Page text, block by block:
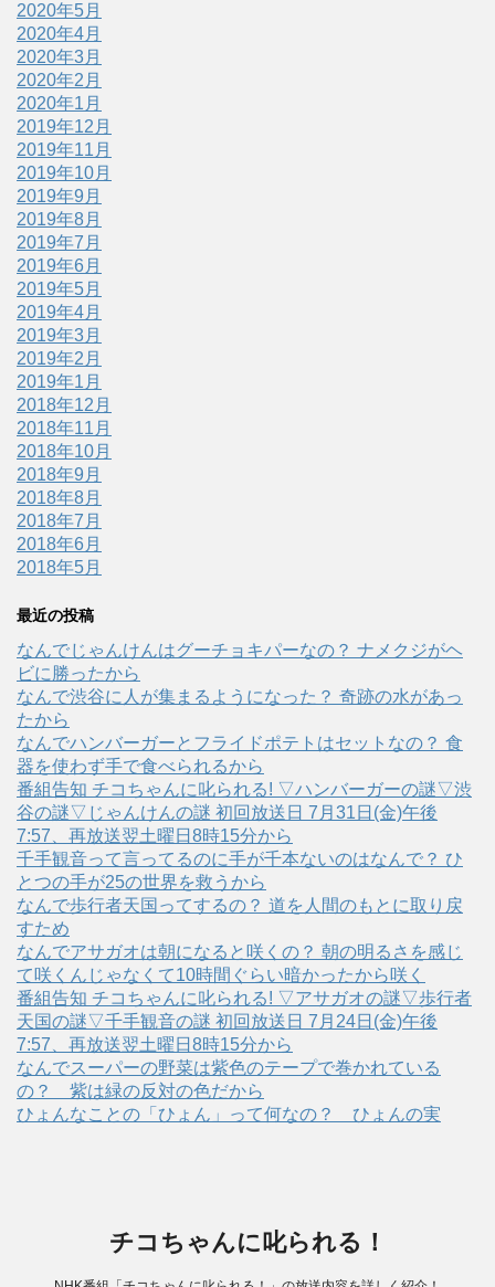
2020年5月
2020年4月
2020年3月
2020年2月
2020年1月
2019年12月
2019年11月
2019年10月
2019年9月
2019年8月
2019年7月
2019年6月
2019年5月
2019年4月
2019年3月
2019年2月
2019年1月
2018年12月
2018年11月
2018年10月
2018年9月
2018年8月
2018年7月
2018年6月
2018年5月
最近の投稿
なんでじゃんけんはグーチョキパーなの？ ナメクジがヘ
ビに勝ったから
なんで渋谷に人が集まるようになった？ 奇跡の水があっ
たから
なんでハンバーガーとフライドポテトはセットなの？ 食
器を使わず手で食べられるから
番組告知 チコちゃんに叱られる! ▽ハンバーガーの謎▽渋
谷の謎▽じゃんけんの謎 初回放送日 7月31日(金)午後
7:57、再放送翌土曜日8時15分から
千手観音って言ってるのに手が千本ないのはなんで？ ひ
とつの手が25の世界を救うから
なんで歩行者天国ってするの？ 道を人間のもとに取り戻
すため
なんでアサガオは朝になると咲くの？ 朝の明るさを感じ
て咲くんじゃなくて10時間ぐらい暗かったから咲く
番組告知 チコちゃんに叱られる! ▽アサガオの謎▽歩行者
天国の謎▽千手観音の謎 初回放送日 7月24日(金)午後
7:57、再放送翌土曜日8時15分から
なんでスーパーの野菜は紫色のテープで巻かれている
の？ 紫は緑の反対の色だから
ひょんなことの「ひょん」って何なの？ ひょんの実
チコちゃんに叱られる！